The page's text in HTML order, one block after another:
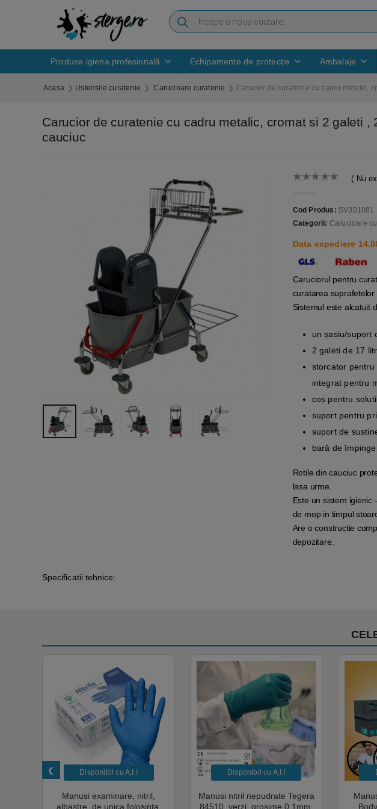
Produse igiena profesională Echipamente de protecție Ambalaje
Acasa Ustensile curatenie Carucioare curatenie Carucior de curatenie cu cadru metalic,
Carucior de curatenie cu cadru metalic, cromat si 2 galeti
cauciuc
( Nu
Cod Produs: SV301081
Categorii: Carucioare
Data expediere
Caruciorul pentru
curatarea
Sistemul este alcatuit
un șasiu/suport
2 galeti de 17
storcator
integrat pentru
cos pentru
suport pentru
suport de
bară de
Rotile din cauciuc
lasa urme.
Este un sistem igienic
de mop in timpul
Are o constructie
depozitare.
Specificatii tehnice:
Disponibil cu A.I.​!
Manusi examinare, nitril,
albastre, de unica folosinta,
Disponibil cu A.I.​!
Manusi nitril nepudrate Tegera
84510, verzi, grosime 0.1mm,